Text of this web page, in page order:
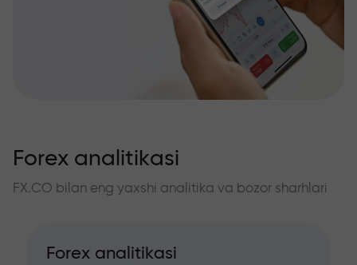
Forex analitikasi
FX.CO bilan eng yaxshi analitika va bozor sharhlari
Forex analitikasi